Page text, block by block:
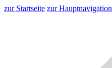
zur Startseite zur Hauptnavigation